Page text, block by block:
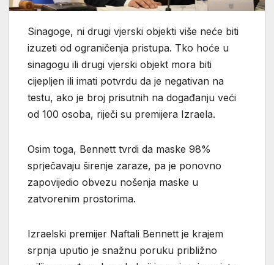
Sinagoge, ni drugi vjerski objekti više neće biti
izuzeti od ograničenja pristupa. Tko hoće u
sinagogu ili drugi vjerski objekt mora biti
cijepljen ili imati potvrdu da je negativan na
testu, ako je broj prisutnih na događanju veći
od 100 osoba, riječi su premijera Izraela.
Osim toga, Bennett tvrdi da maske 98%
sprječavaju širenje zaraze, pa je ponovno
zapovijedio obvezu nošenja maske u
zatvorenim prostorima.
Izraelski premijer Naftali Bennett je krajem
srpnja uputio je snažnu poruku približno